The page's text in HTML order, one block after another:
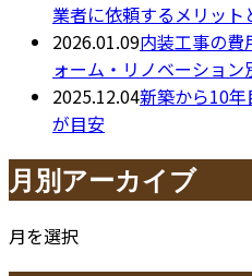
業者に依頼するメリット
2026.01.09内装工事の費
ォーム・リノベーション
2025.12.04新築から10
が目安
月別アーカイブ
月を選択